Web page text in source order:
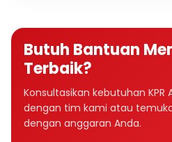
Butuh Bantuan
Terbaik?
Konsultasikan kebutuhan KPR
dengan tim kami atau
dengan anggaran Anda.